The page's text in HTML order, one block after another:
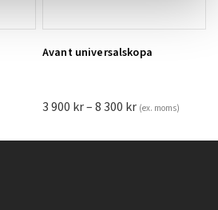
Lägg till i varukorg
Avant universalskopa
3 900 kr–8 300 krPrisintervall:
3
till
(ex. moms)